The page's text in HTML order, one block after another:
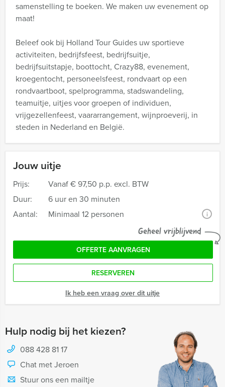
Jouw uitje
Prijs: Vanaf€ 97,50 p.p. excl. BTW
Duur:
6 uur en 30 minuten
Aantal:
Minimaal 12 personen i
Geheel vrijblijvend
OFFERTE AANVRAGEN
RESERVEREN
Ik heb een vraag over dit uitje
Hulp nodig bij het kiezen?
088 428 81 17
Chat met Jeroen
Stuur ons een mailtje
samenstelling te boeken. We maken uw evenement op
maat!
Beleef ook bij Holland Tour Guides uw sportieve
activiteiten, bedrijfsfeest, bedrijfsuitje,
bedrijfsuitstapje, boottocht, Crazy88, evenement,
kroegentocht, personeelsfeest, rondvaart op een
rondvaartboot, spelprogramma, stadswandeling,
teamuitje, uitjes voor groepen of individuen,
vrijgezellenfeest, vaararrangement, wijnproeverij, in
steden in Nederland en België.